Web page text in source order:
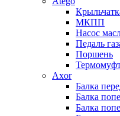
МКПП
Насос
Педаль
Поршень
Axor
Балка
Балка
Балка